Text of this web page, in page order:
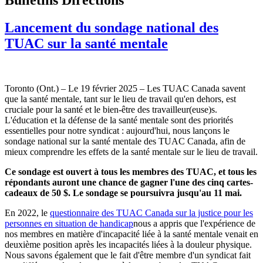
Lancement du sondage national des
TUAC sur la santé mentale
Toronto (Ont.) – Le 19 février 2025 – Les TUAC Canada savent
que la santé mentale, tant sur le lieu de travail qu'en dehors, est
cruciale pour la santé et le bien-être des travailleur(euse)s.
L'éducation et la défense de la santé mentale sont des priorités
essentielles pour notre syndicat : aujourd'hui, nous lançons le
sondage national sur la santé mentale des TUAC Canada, afin de
mieux comprendre les effets de la santé mentale sur le lieu de travail.
Ce sondage est ouvert à tous les membres des TUAC, et tous les
répondants auront une chance de gagner l'une des cinq cartes-
cadeaux de 50 $. Le sondage se poursuivra jusqu'au 11 mai.
En 2022, le questionnaire des TUAC Canada sur la justice pour les
personnes en situation de handicapnous a appris que l'expérience de
nos membres en matière d'incapacité liée à la santé mentale venait en
deuxième position après les incapacités liées à la douleur physique.
Nous savons également que le fait d'être membre d'un syndicat fait